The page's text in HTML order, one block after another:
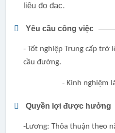
liệu đo đạc.
Yêu cầu công việc
- Tốt nghiệp Trung cấp trở
cầu đường.
- Kinh nghiệm làm
Quyền lợi được hưởng
-Lương: Thỏa thuận theo